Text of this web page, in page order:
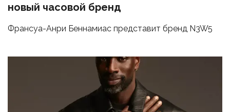
новый часовой бренд
Франсуа-Анри Беннамиас представит бренд N3W5